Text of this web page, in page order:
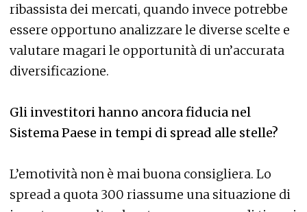
ribassista dei mercati, quando invece potrebbe
essere opportuno analizzare le diverse scelte e
valutare magari le opportunità di un’accurata
diversificazione.
Gli investitori hanno ancora fiducia nel
Sistema Paese in tempi di spread alle stelle?
L’emotività non è mai buona consigliera. Lo
spread a quota 300 riassume una situazione di